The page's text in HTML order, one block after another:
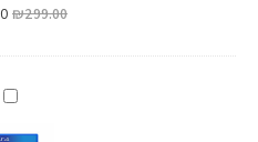
₪299.00
PS4